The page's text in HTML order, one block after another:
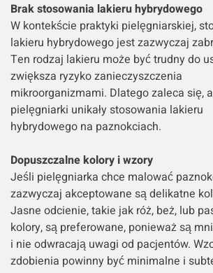
Brak stosowania lakieru hybrydowego
W kontekście praktyki pielęgniarskiej,
lakieru hybrydowego jest zazwyczaj
Ten rodzaj lakieru może być trudny do
zwiększa ryzyko zanieczyszczenia
mikroorganizmami. Dlatego zaleca się,
pielęgniarki unikały stosowania lakieru
hybrydowego na paznokciach.
Dopuszczalne kolory i wzory
Jeśli pielęgniarka chce malować
zazwyczaj akceptowane są delikatne
Jasne odcienie, takie jak róż, beż, lub
kolory, są preferowane, ponieważ są
i nie odwracają uwagi od pacjentów.
zdobienia powinny być minimalne i